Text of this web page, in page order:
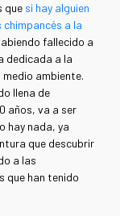
que si hay alguien
a la
fallecido a
dedicada a la
ambiente.
llena de
años, va a ser
hay nada, ya
que descubrir
a las
que han tenido